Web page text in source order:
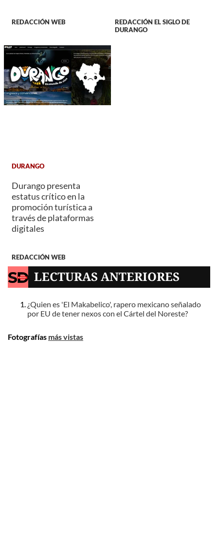
REDACCIÓN WEB
REDACCIÓN EL SIGLO DE
DURANGO
DURANGO
Durango presenta
estatus crítico en la
promoción turística a
través de plataformas
digitales
REDACCIÓN WEB
LECTURAS ANTERIORES
¿Quien es 'El Makabelico', rapero mexicano señalado
por EU de tener nexos con el Cártel del Noreste?
Fotografías más vistas